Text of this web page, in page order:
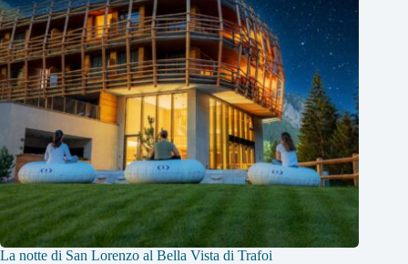
La notte di San Lorenzo al Bella Vista di Trafoi